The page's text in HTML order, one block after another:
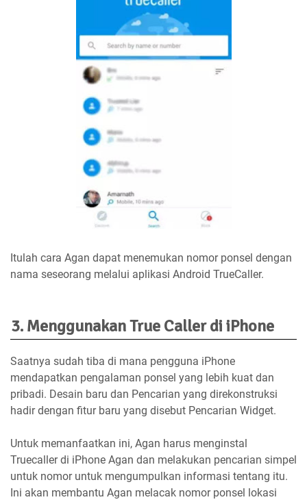
Itulah cara Agan dapat menemukan nomor ponsel dengan
nama seseorang melalui aplikasi Android TrueCaller.
3. Menggunakan True Caller di iPhone
Saatnya sudah tiba di mana pengguna iPhone
mendapatkan pengalaman ponsel yang lebih kuat dan
pribadi. Desain baru dan Pencarian yang direkonstruksi
hadir dengan fitur baru yang disebut Pencarian Widget.
Untuk memanfaatkan ini, Agan harus menginstal
Truecaller di iPhone Agan dan melakukan pencarian simpel
untuk nomor untuk mengumpulkan informasi tentang itu.
Ini akan membantu Agan melacak nomor ponsel lokasi